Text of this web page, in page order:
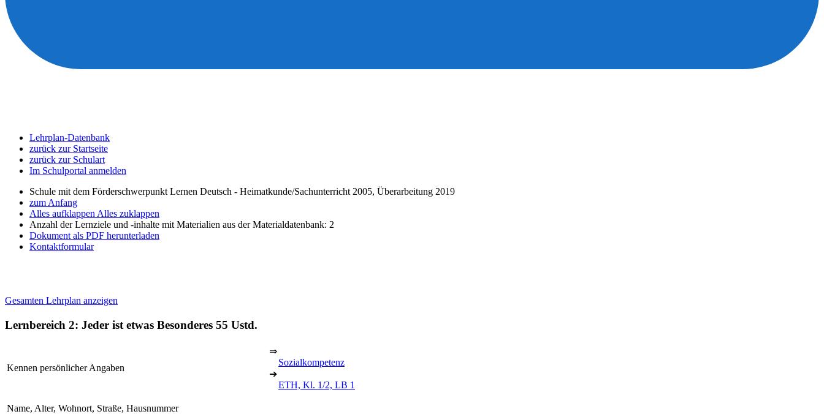
Lehrplan-Datenbank
zurück zur Startseite
zurück zur Schulart
Im Schulportal anmelden
Schule mit dem Förderschwerpunkt Lernen Deutsch - Heimatkunde/Sachunterricht 2005, Überarbeitung 2019
zum Anfang
Alles aufklappen Alles zuklappen
Anzahl der Lernziele und -inhalte mit Materialien aus der Materialdatenbank: 2
Dokument als PDF herunterladen
Kontaktformular
Gesamten Lehrplan anzeigen
Lernbereich 2: Jeder ist etwas Besonderes 55 Ustd.
Kennen persönlicher Angaben
⇒
Sozialkompetenz
➔
ETH, Kl. 1/2, LB 1
Name, Alter, Wohnort, Straße, Hausnummer